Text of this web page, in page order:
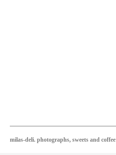
milas-deli. photographs, sweets and coffee